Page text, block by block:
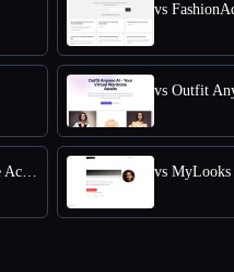
vs
vs Outfit
vs IDM VTON Online - Free Online Access for Virtual Try-Ons vs